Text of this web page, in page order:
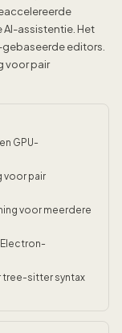
assistentie. Het
editors.
voor pair
GPU-
voor pair
voor meerdere
tree-sitter syntax